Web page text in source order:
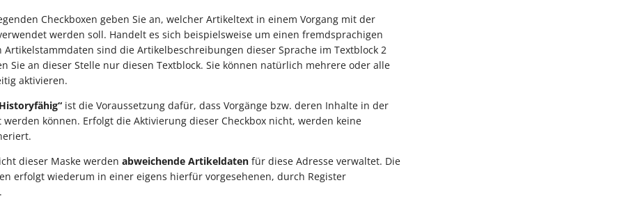
Checkboxen geben Sie an, welcher Artikeltext in einem Vorgang mit der
werden soll. Handelt es sich beispielsweise um einen fremdsprachigen
sind die Artikelbeschreibungen dieser Sprache im Textblock 2
Sie an dieser Stelle nur diesen Textblock. Sie können natürlich mehrere oder alle
aktivieren.
Historyfähig“ ist die Voraussetzung dafür, dass Vorgänge bzw. deren Inhalte in der
werden können. Erfolgt die Aktivierung dieser Checkbox nicht, werden keine
dieser Maske werden abweichende Artikeldaten für diese Adresse verwaltet. Die
erfolgt wiederum in einer eigens hierfür vorgesehenen, durch Register